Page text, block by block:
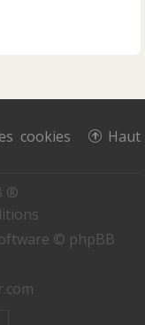
Haut
cookies
®
© phpBB